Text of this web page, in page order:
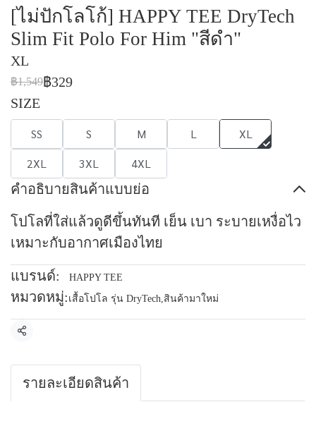
[ไม่ปักโลโก้] HAPPY TEE DryTech
Slim Fit Polo For Him "สีดำ"
XL
฿1,549฿329
SIZE
SS S M L
XL
2XL
3XL 4XL
คำอธิบายสินค้าแบบย่อ
โปโลที่ใส่แล้วดูดีขึ้นทันที เย็น เบา ระบายเหงื่อไว
เหมาะกับอากาศเมืองไทย
แบรนด์: HAPPY TEE
หมวดหมู่: เสื้อโปโล รุ่น DryTech,สินค้ามาใหม่
แชร์
รายละเอียดสินค้า